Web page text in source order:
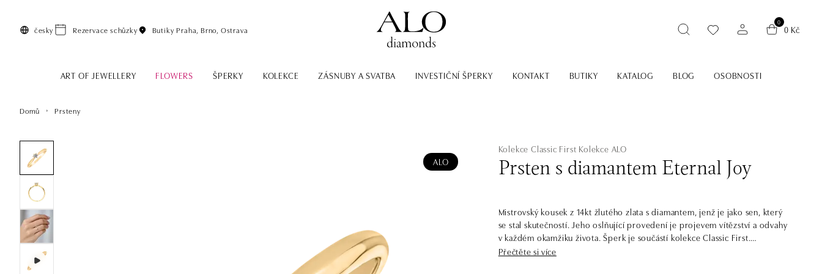
česky Rezervace schůzky Butiky Praha, Brno, Ostrava
0
0 Kč
ART OF JEWELLERY FLOWERS ŠPERKY KOLEKCE ZÁSNUBY A SVATBA INVESTIČNÍ ŠPERKY KONTAKT BUTIKY KATALOG BLOG OSOBNOSTI
Domů Prsteny
ALO
Kolekce Classic First Kolekce ALO
Prsten s diamantem Eternal Joy
Mistrovský kousek z 14kt žlutého zlata s diamantem, jenž je jako sen, který
se stal skutečností. Jeho oslňující provedení je projevem vítězství a odvahy
v každém okamžiku života. Šperk je součástí kolekce Classic First.
Přečtěte si více